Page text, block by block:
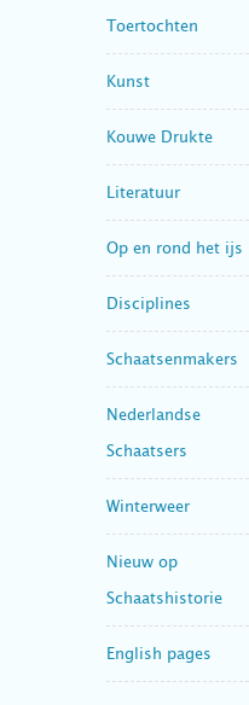
Toertochten
Kunst
Kouwe Drukte
Literatuur
Op en rond het ijs
Disciplines
Schaatsenmakers
Nederlandse
Schaatsers
Winterweer
Nieuw op
Schaatshistorie
English pages